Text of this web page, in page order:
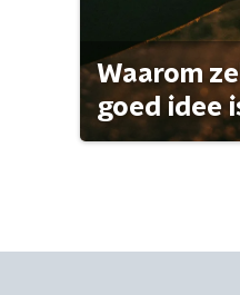
Waarom
goed idee